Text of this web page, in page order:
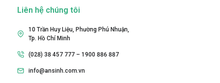
Liên hệ chúng tôi
10 Trần Huy Liệu, Phường Phú Nhuận,
Tp. Hồ Chí Minh
(028) 38 457 777 – 1900 886 887
info@ansinh.com.vn